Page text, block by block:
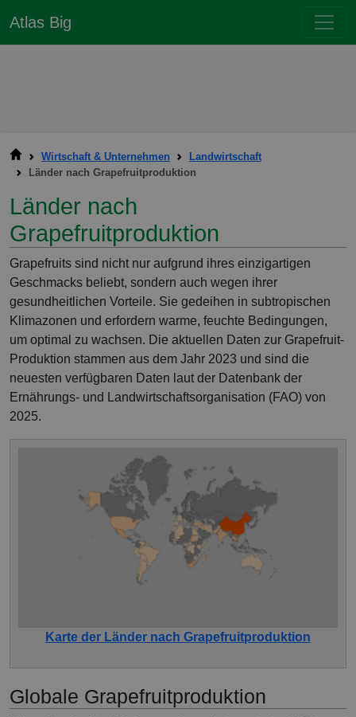
Atlas Big
Wirtschaft & Unternehmen
Landwirtschaft
Länder nach Grapefruitproduktion
Länder nach
Grapefruitproduktion
Grapefruits sind nicht nur aufgrund ihres einzigartigen
Geschmacks beliebt, sondern auch wegen ihrer
gesundheitlichen Vorteile. Sie gedeihen in subtropischen
Klimazonen und erfordern warme, feuchte Bedingungen,
um optimal zu wachsen. Die aktuellen Daten zur Grapefruit-
Produktion stammen aus dem Jahr 2023 und sind die
neuesten verfügbaren Daten laut der Datenbank der
Ernährungs- und Landwirtschaftsorganisation (FAO) von
2025.
Karte der Länder nach Grapefruitproduktion
Globale Grapefruitproduktion